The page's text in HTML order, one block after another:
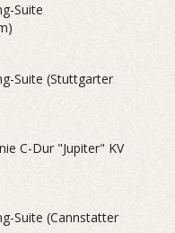
Suite
Suite (Stuttgarter
C-Dur "Jupiter" KV
Suite (Cannstatter